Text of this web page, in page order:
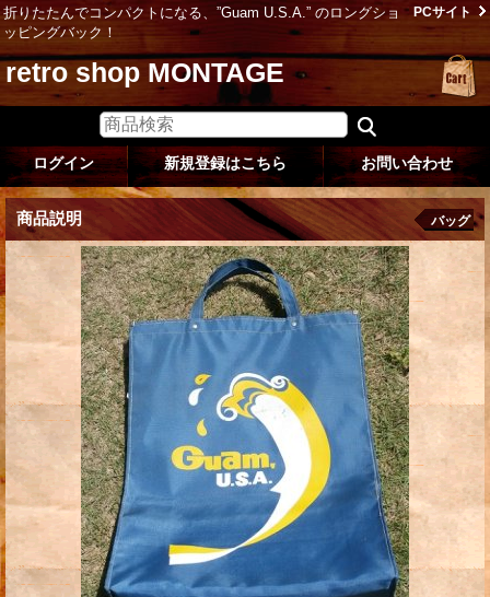
折りたたんでコンパクトになる、”Guam U.S.A.” のロングショ
ッピングバック！
PCサイト
retro shop MONTAGE
ログイン 新規登録はこちら お問い合わせ
商品説明 バッグ